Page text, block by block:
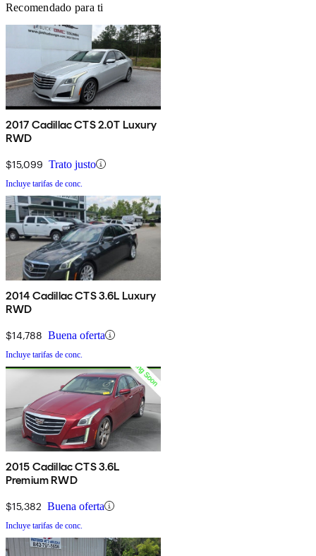
Recomendado para ti
2017 Cadillac CTS 2.0T Luxury
RWD
$15,099 Trato justo
Incluye tarifas de conc.
2014 Cadillac CTS 3.6L Luxury
RWD
$14,788 Buena oferta
Incluye tarifas de conc.
2015 Cadillac CTS 3.6L
Premium RWD
$15,382 Buena oferta
Incluye tarifas de conc.